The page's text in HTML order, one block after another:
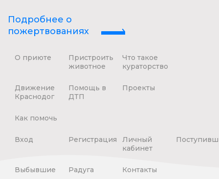
Подробнее о
пожертвованиях
О приюте
Пристроить
животное
Что такое
кураторство
Движение
Краснодог
Помощь в
ДТП
Проекты
Как помочь
Вход Регистрация
Личный
кабинет
Выбывшие Радуга Контакты